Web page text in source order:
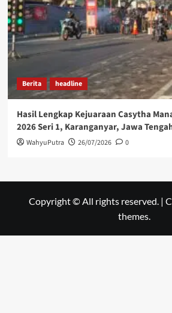
Berita headline
Hasil Lengkap Kejuaraan Casytha
2026 Seri 1, Karanganyar, Jawa
WahyuPutra 26/07/2026 0
Copyright © All rights reserved. |
themes.